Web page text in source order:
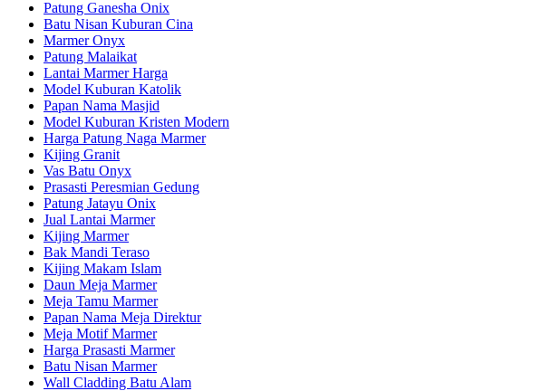
Patung Ganesha Onix
Batu Nisan Kuburan Cina
Marmer Onyx
Patung Malaikat
Lantai Marmer Harga
Model Kuburan Katolik
Papan Nama Masjid
Model Kuburan Kristen Modern
Harga Patung Naga Marmer
Kijing Granit
Vas Batu Onyx
Prasasti Peresmian Gedung
Patung Jatayu Onix
Jual Lantai Marmer
Kijing Marmer
Bak Mandi Teraso
Kijing Makam Islam
Daun Meja Marmer
Meja Tamu Marmer
Papan Nama Meja Direktur
Meja Motif Marmer
Harga Prasasti Marmer
Batu Nisan Marmer
Wall Cladding Batu Alam